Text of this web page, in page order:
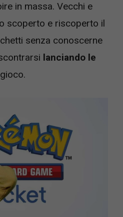
in massa. Vecchi e
scoperto e riscoperto il
senza conoscerne
lanciando le